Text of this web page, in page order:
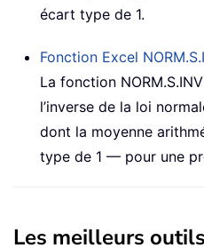
écart type de 1.
Fonction Excel
La fonction
l’inverse de la loi
dont la moyenne
type de 1 — pour une
Les meilleurs